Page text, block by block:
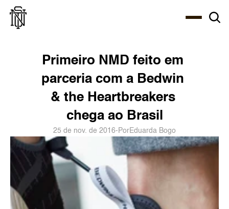
Primeiro NMD feito em
parceria com a Bedwin
& the Heartbreakers
chega ao Brasil
25 de nov. de 2016- PorEduarda Bogo